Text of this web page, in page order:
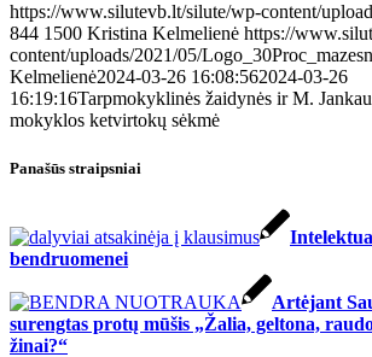
https://www.silutevb.lt/silute/wp-content/
844 1500 Kristina Kelmelienė https://
content/uploads/2021/05/
Kelmelienė2024-03-26 16:08:562024-03-26
16:19:16Tarpmokyklinės žaidynės ir M.
mokyklos ketvirtokų sėkmė
Panašūs straipsniai
bendruomenei
Artėjant
surengtas protų mūšis „Žalia, geltona,
žinai?“